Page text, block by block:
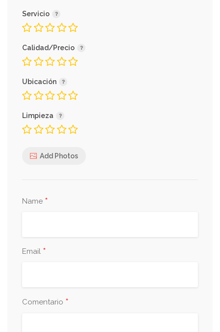
Servicio
Calidad/Precio
Ubicación
Limpieza
Add Photos
Name *
Email *
Comentario *